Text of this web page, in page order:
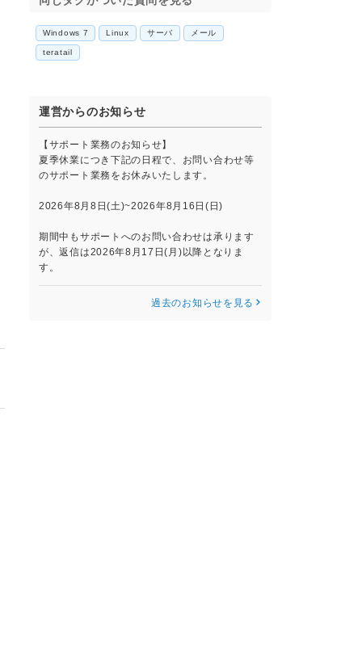
Windows 7 Linux サーバ メール
teratail
運営からのお知らせ
【サポート業務のお知らせ】
夏季休業につき下記の日程で、お問い合わせ等
のサポート業務をお休みいたします。
2026年8月8日(土)~2026年8月16日(日)
期間中もサポートへのお問い合わせは承ります
が、返信は2026年8月17日(月)以降となりま
す。
過去のお知らせを見る